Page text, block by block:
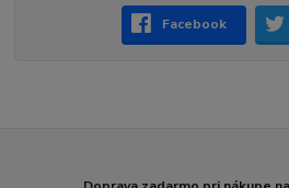
Facebook